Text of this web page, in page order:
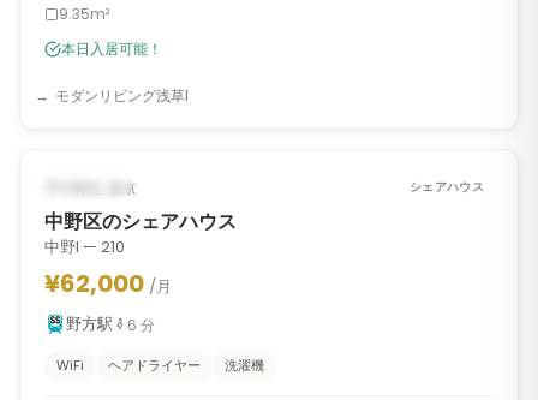
9.35m²
本日入居可能！
モダンリビング浅草I
入居可能
中野区, 東京 シェアハウス
中野区のシェアハウス
中野I — 210
¥62,000 /月
野方駅
6 分
WiFi ヘアドライヤー 洗濯機